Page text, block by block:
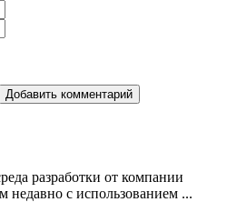
Добавить комментарий
разработки от компании
недавно с использованием ...